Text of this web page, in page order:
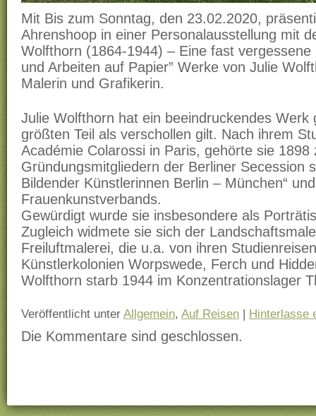
Mit Bis zum Sonntag, den 23.02.2020,
Ahrenshoop in einer Personalausstellung mit
Wolfthorn (1864-1944) – Eine fast
und Arbeiten auf Papier” Werke von Julie
Malerin und Grafikerin.
Julie Wolfthorn hat ein beeindruckendes Werk
größten Teil als verschollen gilt. Nach ihrem
Académie Colarossi in Paris, gehörte sie 1898
Gründungsmitgliedern der Berliner Secession
Bildender Künstlerinnen Berlin – München“
Frauenkunstverbands.
Gewürdigt wurde sie insbesondere als
Zugleich widmete sie sich der
Freiluftmalerei, die u.a. von ihren
Künstlerkolonien Worpswede, Ferch und
Wolfthorn starb 1944 im Konzentrationslager
Veröffentlicht unter Allgemein, Auf Reisen | Hinterlasse
Die Kommentare sind geschlossen.